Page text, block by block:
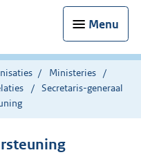
Menu
Ministeries
Secretaris-generaal